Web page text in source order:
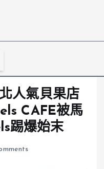
人氣貝果店
CAFE被馬
踢爆始末